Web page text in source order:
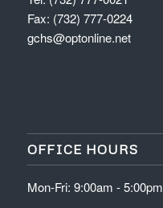
Fax: (732) 777-0224
gchs@optonline.net
OFFICE HOURS
Mon-Fri: 9:00am - 5:00pm